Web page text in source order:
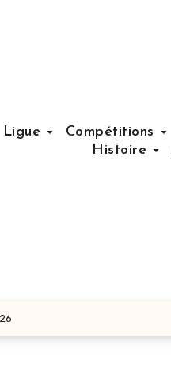
Ligue Compétitions
Histoire